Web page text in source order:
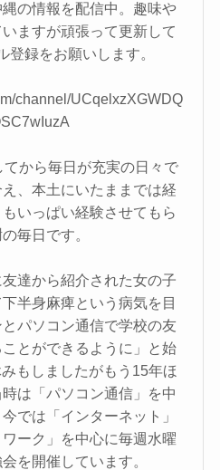
の情報を配信中。趣味や
ますが頑張って更新して
登録をお願いします。
channel/UCqelxzXGWDQ
から毎日が充実の日々で
、本土にいたままでは経
いっぱい経験させてもら
毎日です。
達から紹介された女の子
半身麻痺という病気を目
パソコン通信で学校の友
とができるように」と始
もしましたがもう15年ほ
は「パソコン通信」を中
では「インターネット」
ーク」を中心に毎週水曜
を開催しています。